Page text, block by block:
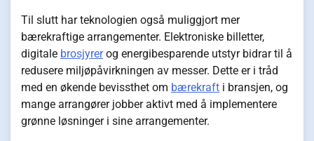
Til slutt har teknologien også muliggjort mer
bærekraftige arrangementer. Elektroniske billetter,
digitale brosjyrerog energibesparende utstyr bidrar til å
redusere miljøpåvirkningen av messer. Dette er i tråd
med en økende bevissthet om bærekraft i bransjen, og
mange arrangører jobber aktivt med å implementere
grønne løsninger i sine arrangementer.